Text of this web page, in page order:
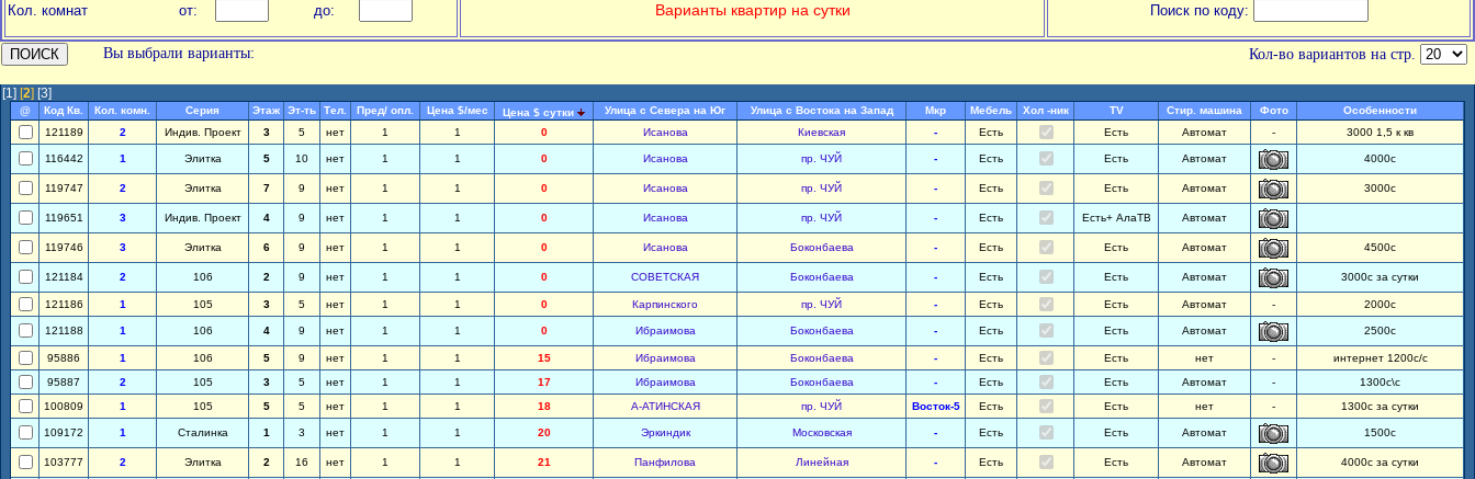
Кол. комнат от: до: Варианты квартир на сутки Поиск по коду:
Вы выбрали варианты: Кол-во вариантов на стр.
[1] [2] [3]
@ Код Кв. Кол. комн. Серия Этаж Эт-ть Тел. Пред/ опл. Цена $/мес Цена $ сутки Улица с Севера на Юг Улица с Востока на Запад Мкр Мебель Хол -ник TV Стир. машина Фото
Особенности
121189
2 Индив. Проект 3 5 нет 1 1 0 Исанова Киевская - Есть Есть Автомат - 3000 1,5 к кв
116442 1 Элитка 5 10 нет 1 1 0 Исанова пр. ЧУЙ - Есть Есть Автомат 4000с
119747 2 Элитка 7 9 нет 1 1 0 Исанова пр. ЧУЙ - Есть Есть Автомат 3000с
119651 3 Индив. Проект 4 9 нет 1 1 0 Исанова пр. ЧУЙ - Есть Есть+ АлаТВ Автомат
119746 3 Элитка 6 9 нет 1 1 0 Исанова Боконбаева - Есть Есть Автомат 4500с
121184 2 106 2 9 нет 1 1 0 СОВЕТСКАЯ Боконбаева - Есть Есть Автомат 3000с за сутки
121186 1 105 3 5 нет 1 1 0 Карпинского пр. ЧУЙ - Есть Есть Автомат - 2000с
121188 1 106 4 9 нет 1 1 0 Ибраимова Боконбаева - Есть Есть Автомат 2500с
95886 1 106 5 9 нет 1 1 15 Ибраимова Боконбаева - Есть Есть нет -
интернет 1200с/с
95887
2 105 3 5 нет 1 1 17 Ибраимова Боконбаева - Есть Есть Автомат -
1300с\с
100809
1 105 5 5 нет 1 1 18 А-АТИНСКАЯ пр. ЧУЙ Восток-5 Есть Есть нет - 1300с за сутки
109172 1 Сталинка 1 3 нет 1 1 20 Эркиндик Московская - Есть Есть Автомат 1500с
103777 2 Элитка 2 16 нет 1 1 21 Панфилова Линейная - Есть Есть Автомат 4000с за сутки